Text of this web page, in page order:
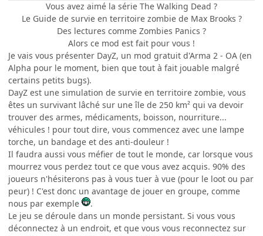
Vous avez aimé la série The Walking Dead ?
Le Guide de survie en territoire zombie de Max Brooks ?
Des lectures comme Zombies Panics ?
Alors ce mod est fait pour vous !
Je vais vous présenter DayZ, un mod gratuit d'Arma 2 - OA (en
Alpha pour le moment, bien que tout à fait jouable malgré
certains petits bugs).
DayZ est une simulation de survie en territoire zombie, vous
êtes un survivant lâché sur une île de 250 km² qui va devoir
trouver des armes, médicaments, boisson, nourriture...
véhicules ! pour tout dire, vous commencez avec une lampe
torche, un bandage et des anti-douleur !
Il faudra aussi vous méfier de tout le monde, car lorsque vous
mourrez vous perdez tout ce que vous avez acquis. 90% des
joueurs n'hésiterons pas à vous tuer à vue (pour le loot ou par
peur) ! C'est donc un avantage de jouer en groupe, comme
nous par exemple
.
Le jeu se déroule dans un monde persistant. Si vous vous
déconnectez à un endroit, et que vous vous reconnectez sur